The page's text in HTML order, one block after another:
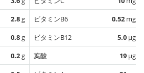
2.8g
0.8g
0.2g
ビタミンB6
0.52 mg
ビタミンB12
5.0 µg
葉酸
19 µg